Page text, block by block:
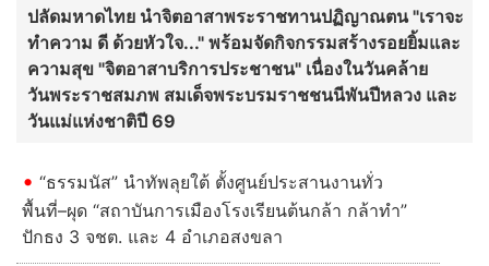
ปลัดมหาดไทย นำจิตอาสาพระราชทานปฏิญาณตน "เราจะ
ทำความ ดี ด้วยหัวใจ..." พร้อมจัดกิจกรรมสร้างรอยยิ้มและ
ความสุข "จิตอาสาบริการประชาชน" เนื่องในวันคล้าย
วันพระราชสมภพ สมเด็จพระบรมราชชนนีพันปีหลวง และ
วันแม่แห่งชาติปี 69
“ธรรมนัส” นำทัพลุยใต้ ตั้งศูนย์ประสานงานทั่ว
พื้นที่–ผุด “สถาบันการเมืองโรงเรียนต้นกล้า กล้าทำ”
ปักธง 3 จชต. และ 4 อำเภอสงขลา